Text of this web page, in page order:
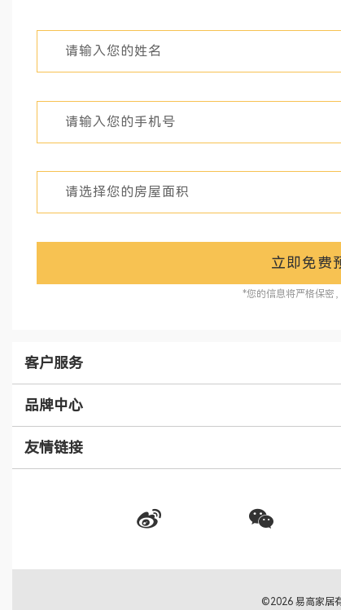
立即免费
*您的信息将严格保密
客户服务
品牌中心
友情链接
©2026 易高家居